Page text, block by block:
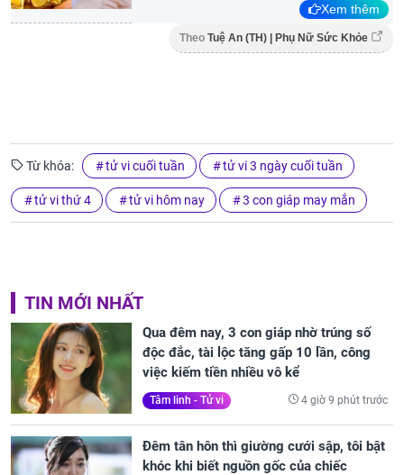
Xem thêm
Theo Tuệ An (TH) | Phụ Nữ Sức Khỏe
Từ khóa: tử vi cuối tuần tử vi 3 ngày cuối tuần
tử vi thứ 4 tử vi hôm nay 3 con giáp may mắn
TIN MỚI NHẤT
Qua đêm nay, 3 con giáp nhờ trúng số
độc đắc, tài lộc tăng gấp 10 lần, công
việc kiếm tiền nhiều vô kể
Tâm linh - Tử vi 4 giờ 9 phút trước
Đêm tân hôn thì giường cưới sập, tôi bật
khóc khi biết nguồn gốc của chiếc